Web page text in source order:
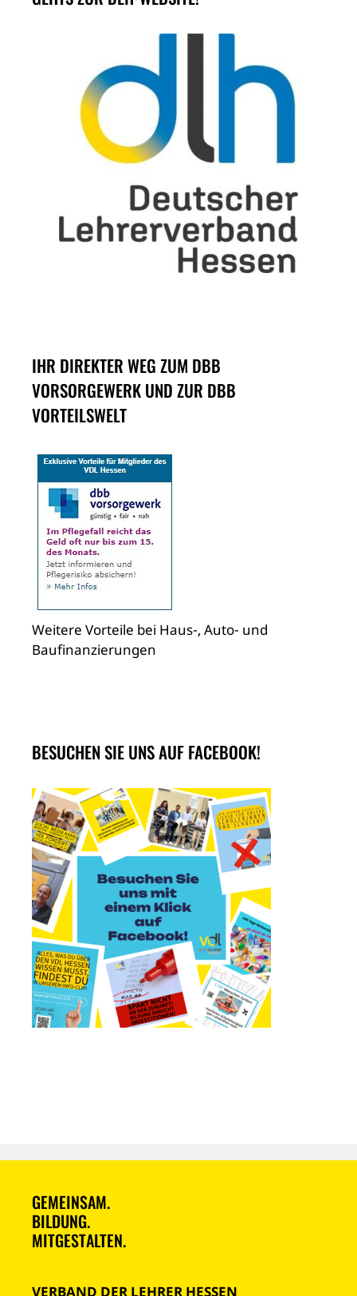
IHR DIREKTER WEG ZUM DBB
VORSORGEWERK UND ZUR DBB
VORTEILSWELT
Weitere Vorteile bei Haus-, Auto- und
Baufinanzierungen
BESUCHEN SIE UNS AUF FACEBOOK!
GEMEINSAM.
BILDUNG.
MITGESTALTEN.
VERBAND DER LEHRER HESSEN